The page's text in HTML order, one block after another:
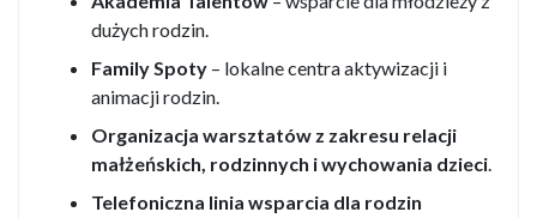
dużych rodzin.
Family Spoty – lokalne centra aktywizacji i
animacji rodzin.
Organizacja warsztatów z zakresu relacji
małżeńskich, rodzinnych i wychowania dzieci.
Telefoniczna linia wsparcia dla rodzin